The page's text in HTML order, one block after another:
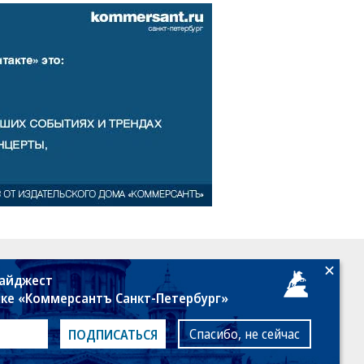
«Коммерсантъ Санкт-Петербург»
ПОДПИСАТЬСЯ Спасибо, не сейчас